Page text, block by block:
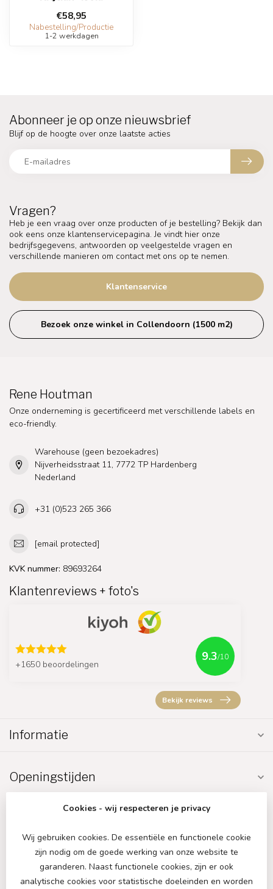
€58,95
Nabestelling/Productie
1-2 werkdagen
Vragen?
Heb je een vraag over onze producten of je bestelling? Bekijk dan
ook eens onze klantenservicepagina. Je vindt hier onze
bedrijfsgegevens, antwoorden op veelgestelde vragen en
verschillende manieren om contact met ons op te nemen.
Klantenservice
Bezoek onze winkel in Collendoorn (1500 m2)
Abonneer je op onze nieuwsbrief
Blijf op de hoogte over onze laatste acties
Rene Houtman
Onze onderneming is gecertificeerd met verschillende labels en
eco-friendly.
Warehouse (geen bezoekadres)
Nijverheidsstraat 11, 7772 TP Hardenberg
Nederland
+31 (0)523 265 366
[email protected]
KVK nummer: 89693264
Klantenreviews + foto's
+1650 beoordelingen
9.3/10
Bekijk reviews
Informatie
Openingstijden
Cookies - wij respecteren je privacy
Wij gebruiken cookies. De essentiële en functionele cookie
zijn nodig om de goede werking van onze website te
garanderen. Naast functionele cookies, zijn er ook
analytische cookies voor statistische doeleinden en worden